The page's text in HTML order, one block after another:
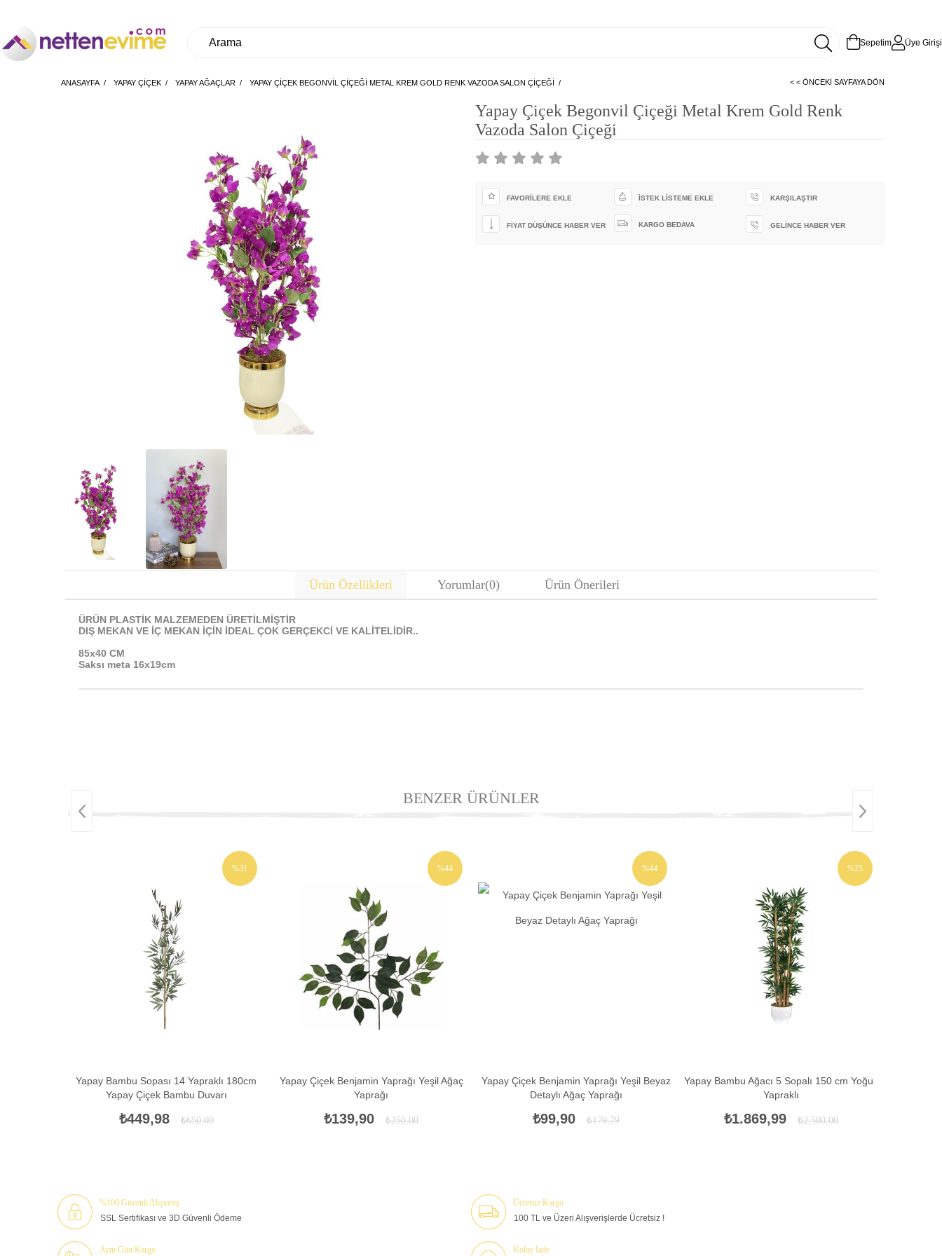
Sepetim Üye Girişi
ANASAYFA YAPAY ÇİÇEK YAPAY AĞAÇLAR YAPAY ÇIÇEK BEGONVIL ÇIÇEĞI METAL KREM GOLD RENK VAZODA SALON ÇIÇEĞI < < ÖNCEKI SAYFAYA DÖN
Yapay Çiçek Begonvil Çiçeği Metal Krem Gold Renk
Vazoda Salon Çiçeği
FAVORILERE EKLE İSTEK LISTEME EKLE KARŞILAŞTIR
FIYAT DÜŞÜNCE HABER VER KARGO BEDAVA GELINCE HABER VER
Ürün Özellikleri Yorumlar(0) Ürün Önerileri
ÜRÜN PLASTİK MALZEMEDEN ÜRETİLMİŞTİR
DIŞ MEKAN VE İÇ MEKAN İÇİN İDEAL ÇOK GERÇEKCİ VE KALİTELİDİR..
85x40 CM
Saksı meta 16x19cm
BENZER ÜRÜNLER
Yapay Bambu Sopası 14 Yapraklı 180cm
Yapay Çiçek Bambu Duvarı
₺449,98 ₺650,00
%31
Yapay Çiçek Benjamin Yaprağı Yeşil Ağaç
Yaprağı
₺139,90 ₺250,00
%44
Yapay Çiçek Benjamin Yaprağı Yeşil Beyaz
Detaylı Ağaç Yaprağı
₺99,90 ₺179,79
%44
İNDIRIM
Yapay Bambu Ağacı 5 Sopalı 150 cm Yoğun
Yapraklı
₺1.869,99 ₺2.500,00
%25
%100 Güvenli Alışveriş
SSL Sertifikası ve 3D Güvenli Ödeme
Ücretsiz Kargo
100 TL ve Üzeri Alışverişlerde Ücretsiz !
Aynı Gün Kargo Kolay İade